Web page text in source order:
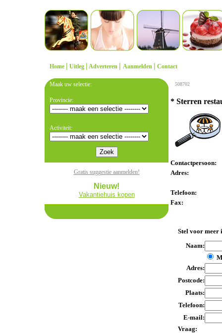
Home | Uitleg | Adverteren | Aanmelden | Contact
Maak uw selectie:
Provincie:
Activiteit:
Gratis suggestie aanmelden!
Nieuw!
Vakantiehuis kopen
508702
* Sterren
Contactpersoon:
Adres:
Telefoon:
Fax:
Stel voor meer
Naam:
Adres:
Postcode:
Plaats:
Telefoon:
E-mail:
Vraag: